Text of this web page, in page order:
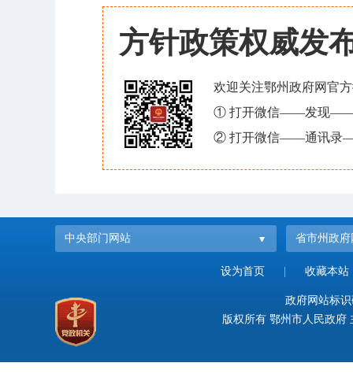
方针政策权威发
欢迎关注鄂州政府网官
① 打开微信——发现——
② 打开微信——通讯录
中央部门网站 省市州政府
设为首页 收藏本站
政府网站标
版权所有 鄂州市人民政府